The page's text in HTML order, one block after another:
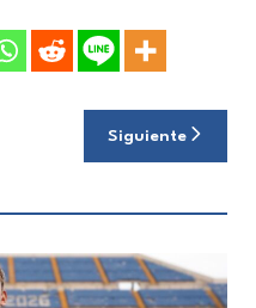
Siguiente